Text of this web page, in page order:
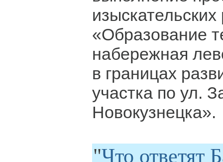
«Образование
набережная
в границах
участка по ул.
Новокузнецка».
"Что ответят